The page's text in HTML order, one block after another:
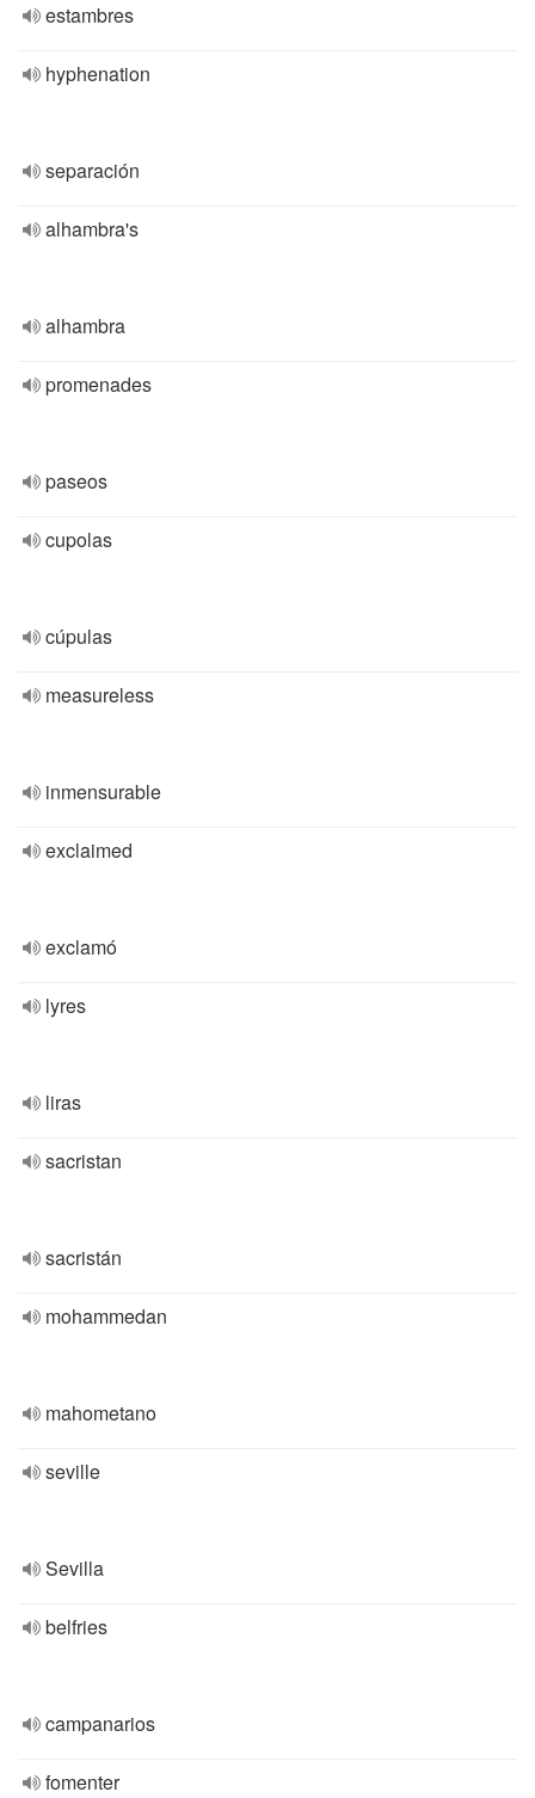
estambres
hyphenation
separación
alhambra's
alhambra
promenades
paseos
cupolas
cúpulas
measureless
inmensurable
exclaimed
exclamó
lyres
liras
sacristan
sacristán
mohammedan
mahometano
seville
Sevilla
belfries
campanarios
fomenter